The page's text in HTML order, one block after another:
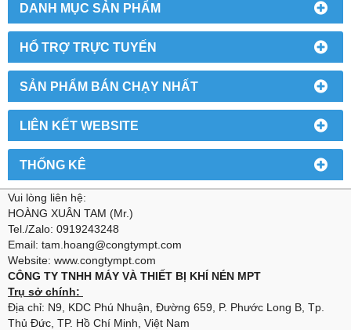
DANH MỤC SẢN PHẨM
HỔ TRỢ TRỰC TUYẾN
SẢN PHẨM BÁN CHẠY NHẤT
LIÊN KẾT WEBSITE
THỐNG KÊ
Vui lòng liên hệ:
HOÀNG XUÂN TAM (Mr.)
Tel./Zalo: 0919243248
Email: tam.hoang@congtympt.com
Website: www.congtympt.com
CÔNG TY TNHH MÁY VÀ THIẾT BỊ KHÍ NÉN MPT
Trụ sở chính:
Địa chỉ: N9, KDC Phú Nhuận, Đường 659, P. Phước Long B, Tp.
Thủ Đức, TP. Hồ Chí Minh, Việt Nam